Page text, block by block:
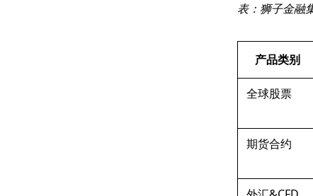
表：狮子金融
产品类别
全球股票
期货合约